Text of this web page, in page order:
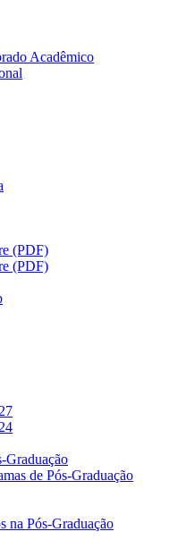
Acadêmico
(PDF)
(PDF)
Graduação
de Pós-Graduação
na Pós-Graduação